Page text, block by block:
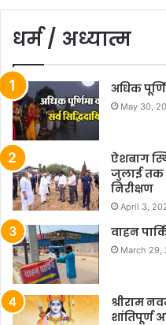
धर्म / अध्यात्म
अधिक
May 30,
ऐशबाग
जुलाई तक
निरीक्षण
April 3,
वाहन
March 29,
श्रीराम
शांतिपूर्ण